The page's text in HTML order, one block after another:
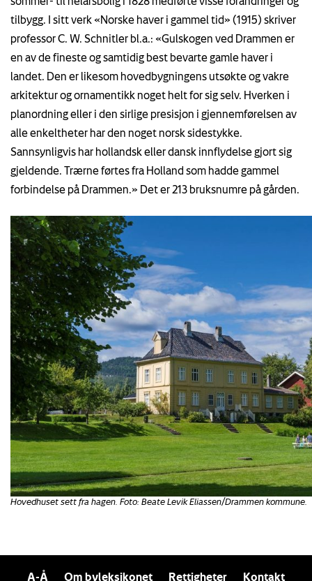
tilbygg. I sitt verk «Norske haver i gammel tid» (1915) skriver
professor C. W. Schnitler bl.a.: «Gulskogen ved Drammen er
en av de fineste og samtidig best bevarte gamle haver i
landet. Den er likesom hovedbygningens utsøkte og vakre
arkitektur og ornamentikk noget helt for sig selv. Hverken i
planordning eller i den sirlige presisjon i gjennemførelsen av
alle enkeltheter har den noget norsk sidestykke.
Sannsynligvis har hollandsk eller dansk innflydelse gjort sig
gjeldende. Trærne førtes fra Holland som hadde gammel
forbindelse på Drammen.» Det er 213 bruksnumre på gården.
Hovedhuset sett fra hagen. Foto: Beate Levik Eliassen/Drammen kommune.
A-Å Om byleksikonet Rettigheter Kontakt